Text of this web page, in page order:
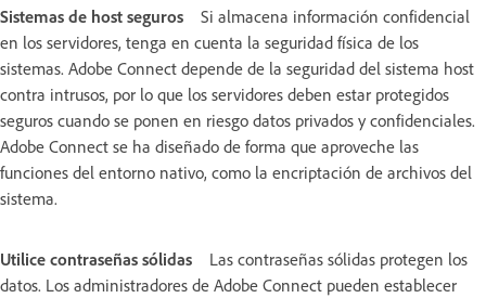
Sistemas de host seguros
Si almacena información confidencial
en los servidores, tenga en cuenta la seguridad física de los
sistemas. Adobe Connect depende de la seguridad del sistema host
contra intrusos, por lo que los servidores deben estar protegidos
seguros cuando se ponen en riesgo datos privados y confidenciales.
Adobe Connect se ha diseñado de forma que aproveche las
funciones del entorno nativo, como la encriptación de archivos del
sistema.
Utilice contraseñas sólidas
Las contraseñas sólidas protegen los
datos. Los administradores de Adobe Connect pueden establecer